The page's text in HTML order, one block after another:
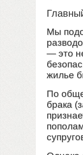
Мы
— это
жилье
По
брака